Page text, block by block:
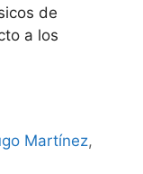
de
a los
Martínez,